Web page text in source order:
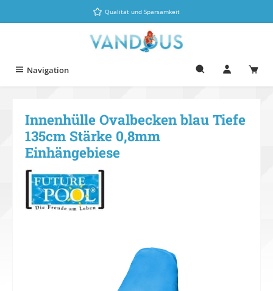
Zum Hauptinhalt springenQualität und Sparsamkeit
Navigation
Innenhülle Ovalbecken blau Tiefe
135cm Stärke 0,8mm
Einhängebiese